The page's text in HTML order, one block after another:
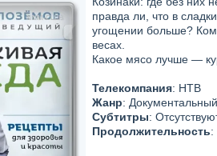
правда ли, что в
угощении больше?
весах.
Какое мясо лучше —
Телекомпания: НТВ
Жанр:
Субтитры:
Продолжительность: